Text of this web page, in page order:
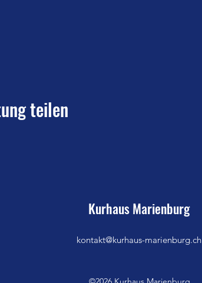
teilen
Kurhaus Marienburg
kontakt@kurhaus-marienburg.ch